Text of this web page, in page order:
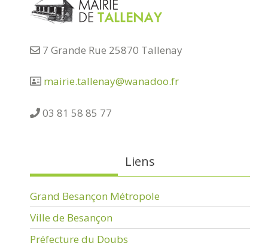
7 Grande Rue 25870 Tallenay
mairie.tallenay@wanadoo.fr
03 81 58 85 77
Liens
Grand Besançon Métropole
Ville de Besançon
Préfecture du Doubs